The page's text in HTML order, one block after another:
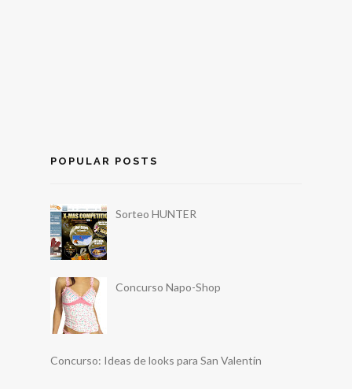
POPULAR POSTS
Sorteo HUNTER
Concurso Napo-Shop
Concurso: Ideas de looks para San Valentín